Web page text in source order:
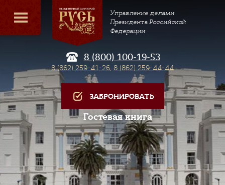
Управление делами
Президента Российской
Федерации
8 (800) 100-19-53
8 (862) 259-41-26, 8 (862) 259-44-44
ЗАБРОНИРОВАТЬ
Гостевая книга